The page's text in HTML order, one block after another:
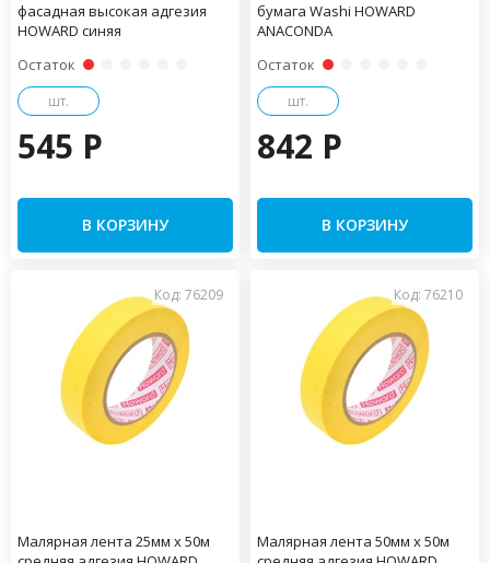
фасадная высокая адгезия
HOWARD синяя
Остаток
шт.
545 P
В КОРЗИНУ
бумага Washi HOWARD
ANACONDA
Остаток
шт.
842 P
В КОРЗИНУ
Код: 76209
Малярная лента 25мм х 50м
Код: 76210
Малярная лента 50мм х 50м